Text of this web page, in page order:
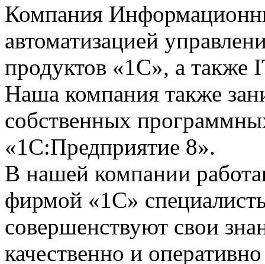
Компания
автоматизацией
продуктов «1С», а также
Наша компания также
собственных
«1С:Предприятие 8».
В нашей компании
фирмой «1С»
совершенствуют свои
качественно и